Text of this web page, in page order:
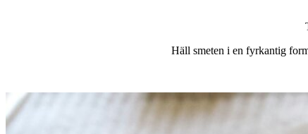
Häll smeten i en fyrkantig